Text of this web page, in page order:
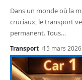
Dans un monde où la
cruciaux, le transport
permanent. Tous…
Transport 15 mars 2026